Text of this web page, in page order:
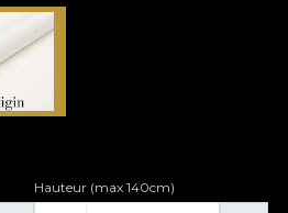
Hauteur (max 140cm)